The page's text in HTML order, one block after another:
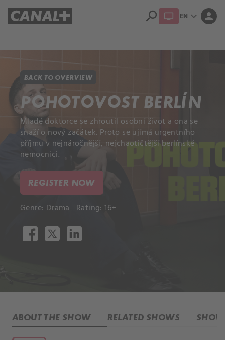
search EN expand_more person
BACK TO OVERVIEW
POHOTOVOST BERLÍN
Mladé doktorce se zhroutil osobní život a ona se
snaží o nový začátek. Proto se ujímá urgentního
příjmu v nejnáročnější, nejchaotičtější berlínské
nemocnici.
REGISTER NOW
Genre: Drama Rating: 16+
ABOUT THE SHOW RELATED SHOWS